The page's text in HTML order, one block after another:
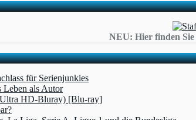
NEU: Hier finden Sie
für Serienjunkies
Leben als Autor
HD-Bluray) [Blu-ray]